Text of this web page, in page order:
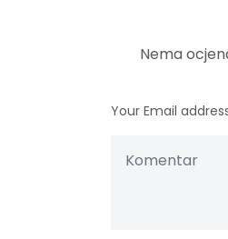
Nema
Your Email